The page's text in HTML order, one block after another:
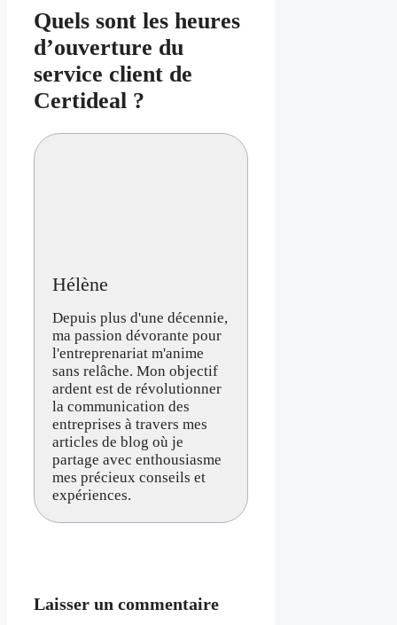
Quels sont les heures
d’ouverture du
service client de
Certideal ?
Hélène
Depuis plus d'une décennie,
ma passion dévorante pour
l'entreprenariat m'anime
sans relâche. Mon objectif
ardent est de révolutionner
la communication des
entreprises à travers mes
articles de blog où je
partage avec enthousiasme
mes précieux conseils et
expériences.
Laisser un commentaire